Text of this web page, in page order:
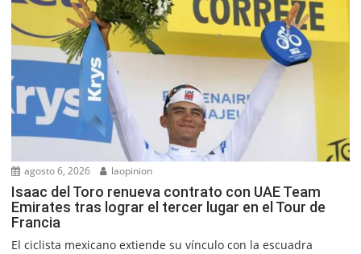
agosto 6, 2026 laopinion
Isaac del Toro renueva contrato con UAE Team
Emirates tras lograr el tercer lugar en el Tour de
Francia
El ciclista mexicano extiende su vínculo con la escuadra